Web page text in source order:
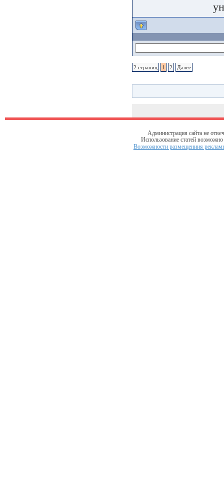
2 страниц 1 2 Далее
Администрация сайта не
Использование статей
Возможности размещениия